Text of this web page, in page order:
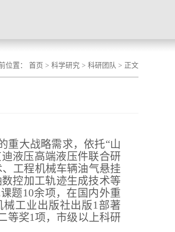
位置： 首页 > 科学研究 > 科研团队 > 正文
重大战略需求，依托“山
液压高端液压件联合研
工程机械车辆油气悬挂
控加工轨迹生成技术等
题10余项，在国内外重
械工业出版社出版1部著
等奖1项，市级以上科研